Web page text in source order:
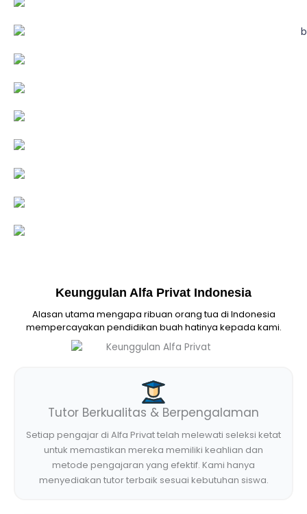
Keunggulan Alfa Privat Indonesia
Alasan utama mengapa ribuan orang tua di Indonesia
mempercayakan pendidikan buah hatinya kepada kami.
Tutor Berkualitas & Berpengalaman
Setiap pengajar di Alfa Privat telah melewati seleksi ketat
untuk memastikan mereka memiliki keahlian dan
metode pengajaran yang efektif. Kami hanya
menyediakan tutor terbaik sesuai kebutuhan siswa.